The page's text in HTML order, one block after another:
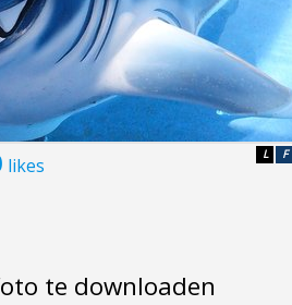
likes F
L
te downloaden